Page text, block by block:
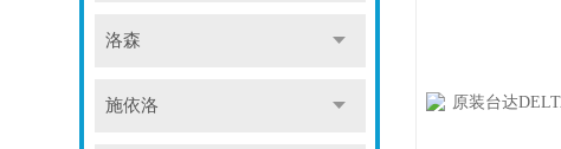
洛森
施依洛